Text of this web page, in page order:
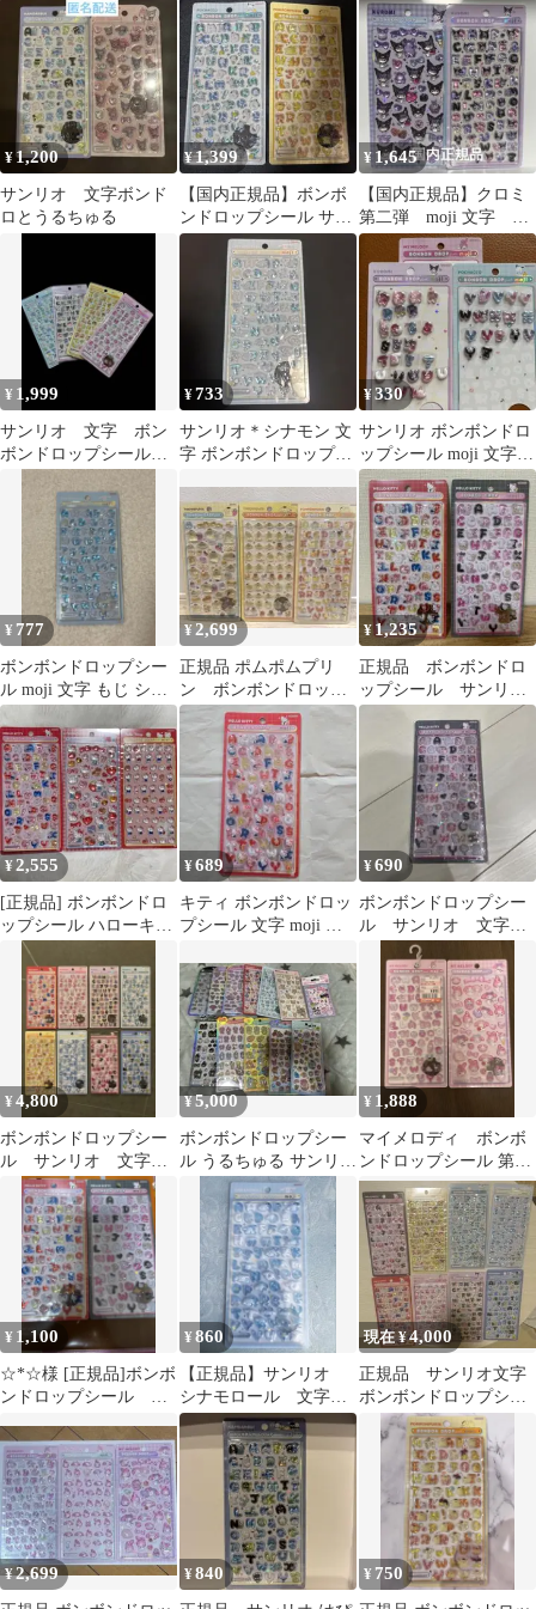
シナモロール シー
ル シナモン
ロップシール 文字 もじ
2種セット
ニ マイメロ 文字ボンド
ロ
¥1,200
サンリオ 文字ボンド
ロとうるちゅる
¥1,399
【国内正規品】ボンボ
ンドロップシール サン
リオ moji 文字 2枚セ
¥ 1,645
【国内正規品】クロミ
第二弾 moji 文字
BONBON DROP シール
¥ 1,999
サンリオ 文字 ボン
ボンドロップシール
ミニ
¥733
サンリオ＊シナモン 文
字 ボンボンドロップシ
¥330
サンリオ ボンボンドロ
ップシール moji 文字セ
ット
¥ 777
ボンボンドロップシー
ル moji 文字 もじ シナ
モロール シナモン 新品
未開封
¥2,699
正規品 ポムポムプリ
ン ボンボンドロップ
シール 第二弾 ミ
ニ 文字
¥ 1,235
正規品 ボンボンドロ
ップシール サンリオ
キティ文字 2種セット
¥2,555
[正規品] ボンボンドロ
ップシール ハローキテ
ィ 赤 第2弾 ミニ 文字
¥689
キティ ボンボンドロッ
プシール 文字 moji サ
¥690
ボンボンドロップシー
ル サンリオ 文字
キティ ピンク シー
ル ハローキティ
¥4,800
ボンボンドロップシー
ル サンリオ 文字
コンプリート 8枚セッ
¥5,000
ボンボンドロップシー
ル うるちゅる サンリオ
文字 まとめ売り
¥ 1,888
マイメロディ ボンボ
ンドロップシール 第2
弾 サンリオ
¥ 1,100
☆*☆様 [正規品]ボンボ
ンドロップシール キ
¥860
【正規品】サンリオ
シナモロール 文字
ボンボンドロップシー
ル
現在 ¥4,000
正規品 サンリオ文字
ボンボンドロップシー
ル コンプリート
¥2,699 ¥840 ¥ 750